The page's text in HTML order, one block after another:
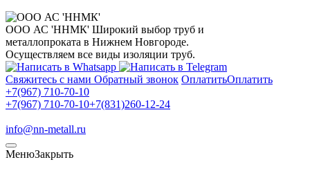
ООО АС 'ННМК' Широкий выбор труб и
металлопроката в Нижнем Новгороде.
Осуществляем все виды изоляции труб.
Свяжитесь с нами Обратный звонок ОплатитьОплатить
+7(967) 710-70-10
+7(967) 710-70-10+7(831)260-12-24
info@nn-metall.ru
МенюЗакрыть